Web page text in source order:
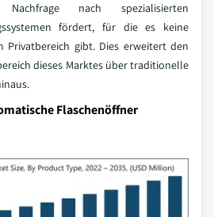
nach spezialisierten
fördert, für die es keine
Privatbereich gibt. Dies erweitert den
dieses Marktes über traditionelle
Flaschenöffner